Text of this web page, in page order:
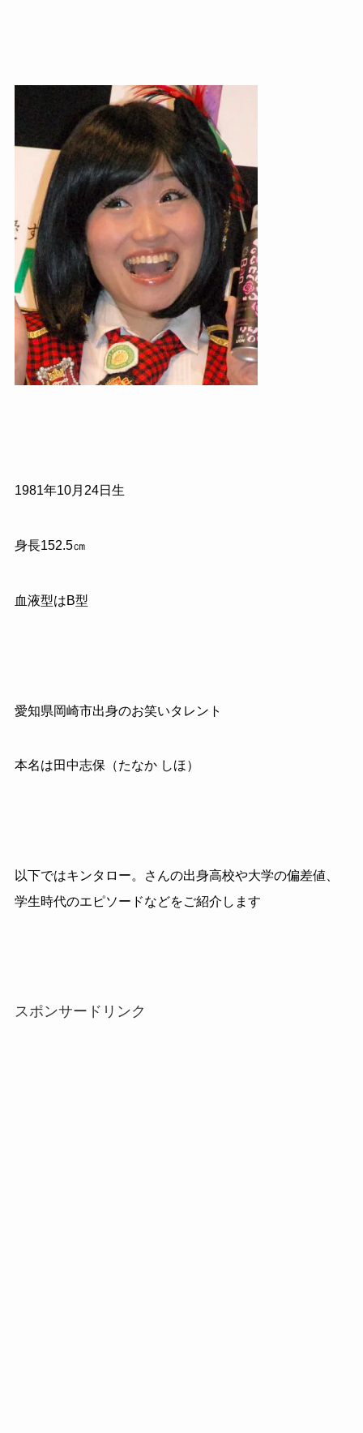
1981年10月 24日生
身長152.5㎝
血液型はB型
愛知県岡崎市出身のお笑いタレント
本名は田中志保（たなか しほ）
以下ではキンタロー。さんの出身高校や大学の偏差値、
学生時代のエピソードなどをご紹介します
スポンサードリンク